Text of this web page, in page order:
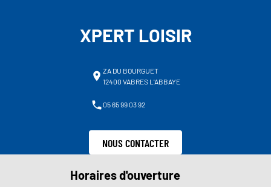
XPERT LOISIR
ZA DU BOURGUET
12400 VABRES L'ABBAYE
05 65 99 03 92
NOUS CONTACTER
Horaires d'ouverture